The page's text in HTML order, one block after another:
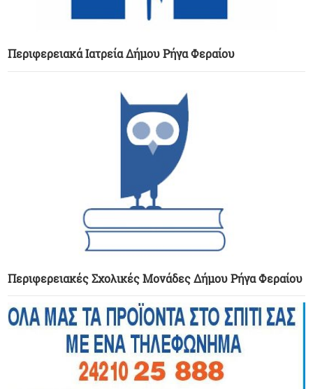
Περιφερειακά Ιατρεία Δήμου Ρήγα Φεραίου
Περιφερειακές Σχολικές Μονάδες Δήμου Ρήγα Φεραίου